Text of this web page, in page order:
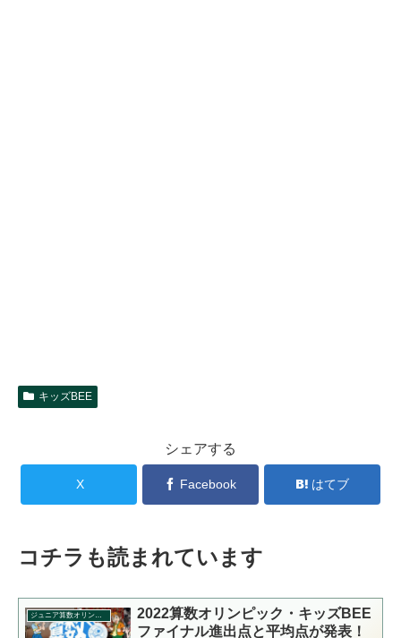
キッズBEE
シェアする
X Facebook はてブ
コチラも読まれています
ジュニア算数オリンピック
2022算数オリンピック・キッズBEE
ファイナル進出点と平均点が発表！